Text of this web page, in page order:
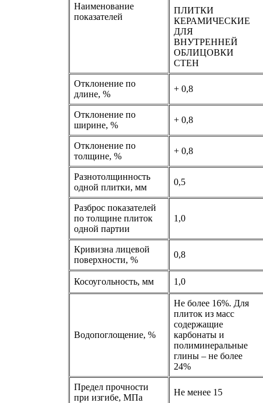
Наименование
показателей
ПЛИТКИ
КЕРАМИЧЕСКИЕ
ДЛЯ
ВНУТРЕННЕЙ
ОБЛИЦОВКИ
СТЕН
Отклонение по
длине, %
+ 0,8
Отклонение по
ширине, %
+ 0,8
Отклонение по
толщине, %
+ 0,8
Разнотолщинность
одной плитки, мм
0,5
Разброс показателей
по толщине плиток
одной партии
1,0
Кривизна лицевой
поверхности, %
0,8
Косоугольность, мм 1,0
Водопоглощение, %
Не более 16%. Для
плиток из масс
содержащие
карбонаты и
полиминеральные
глины – не более
24%
Предел прочности
при изгибе, МПа
Не менее 15